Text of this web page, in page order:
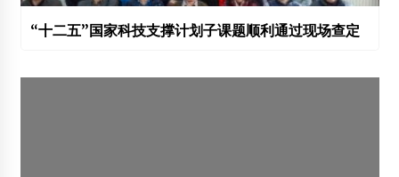
“十二五”国家科技支撑计划子课题顺利通过现场查定